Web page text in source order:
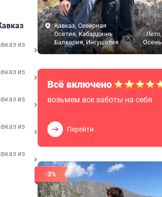
из
из
из
из
из
Кавказ, Северная
Осетия, Кабардино-
Балкария, Ингушетия
Лето,
Осень
Всё включено
возьмем все заботы на себя
Перейти
-3%